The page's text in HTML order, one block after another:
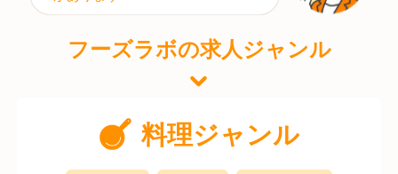
フーズラボの求人ジャンル
料理ジャンル